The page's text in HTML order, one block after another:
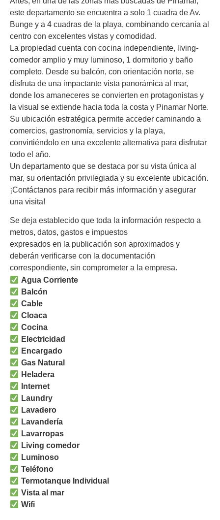
este departamento se encuentra a solo 1 cuadra de Av.
Bunge y a 4 cuadras de la playa, combinando cercanía al
centro con excelentes vistas y comodidad.
La propiedad cuenta con cocina independiente, living-
comedor amplio y muy luminoso, 1 dormitorio y baño
completo. Desde su balcón, con orientación norte, se
disfruta de una impactante vista panorámica al mar,
donde los amaneceres se convierten en protagonistas y
la visual se extiende hacia toda la costa y Pinamar Norte.
Su ubicación estratégica permite acceder caminando a
comercios, gastronomía, servicios y la playa,
convirtiéndolo en una excelente alternativa para disfrutar
todo el año.
Un departamento que se destaca por su vista única al
mar, su orientación privilegiada y su excelente ubicación.
¡Contáctanos para recibir más información y asegurar
una visita!
Se deja establecido que toda la información respecto a
metros, datos, gastos e impuestos
expresados en la publicación son aproximados y
deberán verificarse con la documentación
correspondiente, sin comprometer a la empresa.
Agua Corriente
Balcón
Cable
Cloaca
Cocina
Electricidad
Encargado
Gas Natural
Heladera
Internet
Laundry
Lavadero
Lavandería
Lavarropas
Living comedor
Luminoso
Teléfono
Termotanque Individual
Vista al mar
Wifi